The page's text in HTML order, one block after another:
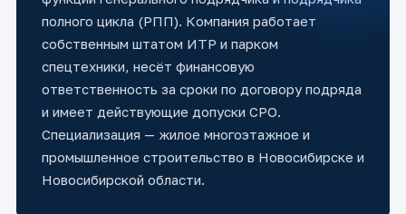
полного цикла (РПП). Компания работает
собственным штатом ИТР и парком
спецтехники, несёт финансовую
ответственность за сроки по договору подряда
и имеет действующие допуски СРО.
Специализация — жилое многоэтажное и
промышленное строительство в Новосибирске и
Новосибирской области.